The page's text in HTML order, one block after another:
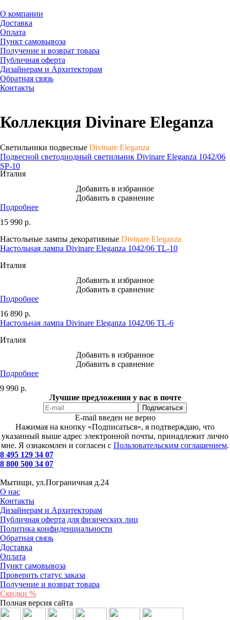
О компании
Доставка
Оплата
Пункт самовывоза
Получение и возврат товара
Публичная оферта
Дизайнерам и Архитекторам
Обратная связь
Контакты
Коллекция Divinare Eleganza
Светильники подвесные Divinare Eleganza
Подвесной светодиодный светильник Divinare Eleganza 1042/06
SP-10
Италия
Добавить в избранное
Добавить в сравнение
Подробнее
15 990 р.
Настольные лампы декоративные Divinare Eleganza
Настольная лампа Divinare Eleganza 1042/06 TL-10
Италия
Добавить в избранное
Добавить в сравнение
Подробнее
16 890 р.
Настольная лампа Divinare Eleganza 1042/06 TL-6
Италия
Добавить в избранное
Добавить в сравнение
Подробнее
9 990 р.
Лучшие предложения у вас в почте
E-mail введен не верно
Нажимая на кнопку «Подписаться», я подтверждаю, что
указанный выше адрес электронной почты, принадлежит лично
мне. Я ознакомлен и согласен с Пользовательским соглашением.
8 495 129 34 07
8 800 500 34 07
Мытищи, ул.Пограничная д.24
О нас
Контакты
Дизайнерам и Архитекторам
Публичная оферта для физических лиц
Политика конфиденциальности
Обратная связь
Доставка
Оплата
Пункт самовывоза
Проверить статус заказа
Получение и возврат товара
Скидки %
Полная версия сайта